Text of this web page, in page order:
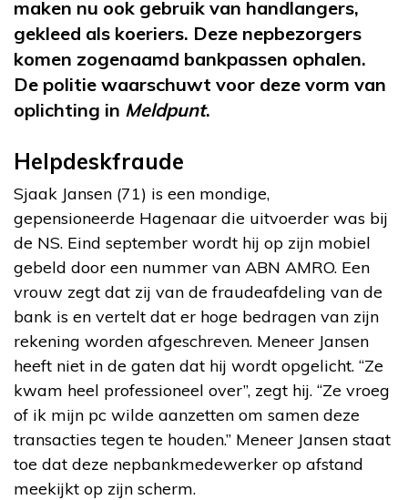
maken nu ook gebruik van handlangers,
gekleed als koeriers. Deze nepbezorgers
komen zogenaamd bankpassen ophalen.
De politie waarschuwt voor deze vorm van
oplichting in Meldpunt.
Helpdeskfraude
Sjaak Jansen (71) is een mondige,
gepensioneerde Hagenaar die uitvoerder was bij
de NS. Eind september wordt hij op zijn mobiel
gebeld door een nummer van ABN AMRO. Een
vrouw zegt dat zij van de fraudeafdeling van de
bank is en vertelt dat er hoge bedragen van zijn
rekening worden afgeschreven. Meneer Jansen
heeft niet in de gaten dat hij wordt opgelicht. “Ze
kwam heel professioneel over”, zegt hij. “Ze vroeg
of ik mijn pc wilde aanzetten om samen deze
transacties tegen te houden.” Meneer Jansen staat
toe dat deze nepbankmedewerker op afstand
meekijkt op zijn scherm.